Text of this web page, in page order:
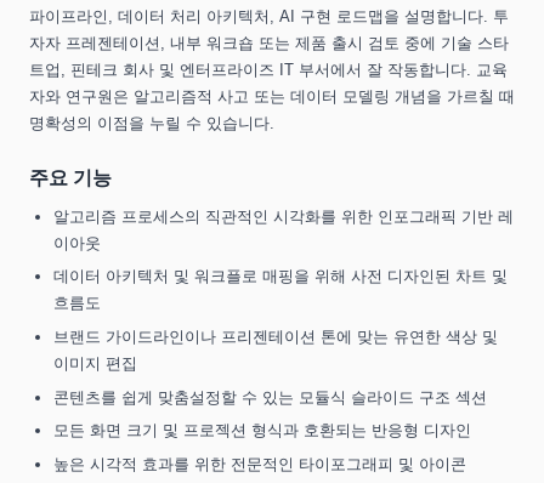
파이프라인, 데이터 처리 아키텍처, AI 구현 로드맵을 설명합니다. 투
자자 프레젠테이션, 내부 워크숍 또는 제품 출시 검토 중에 기술 스타
트업, 핀테크 회사 및 엔터프라이즈 IT 부서에서 잘 작동합니다. 교육
자와 연구원은 알고리즘적 사고 또는 데이터 모델링 개념을 가르칠 때
명확성의 이점을 누릴 수 있습니다.
주요 기능
알고리즘 프로세스의 직관적인 시각화를 위한 인포그래픽 기반 레
이아웃
데이터 아키텍처 및 워크플로 매핑을 위해 사전 디자인된 차트 및
흐름도
브랜드 가이드라인이나 프리젠테이션 톤에 맞는 유연한 색상 및
이미지 편집
콘텐츠를 쉽게 맞춤설정할 수 있는 모듈식 슬라이드 구조 섹션
모든 화면 크기 및 프로젝션 형식과 호환되는 반응형 디자인
높은 시각적 효과를 위한 전문적인 타이포그래피 및 아이콘